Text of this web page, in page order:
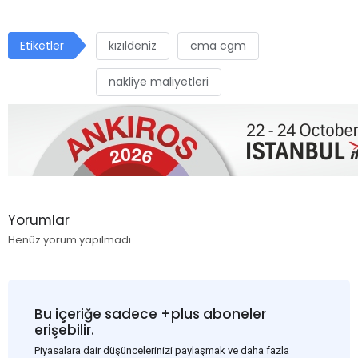
Etiketler kızıldeniz cma cgm
nakliye maliyetleri
Yorumlar
Henüz yorum yapılmadı
Bu içeriğe sadece +plus aboneler
erişebilir.
Piyasalara dair düşüncelerinizi paylaşmak ve daha fazla